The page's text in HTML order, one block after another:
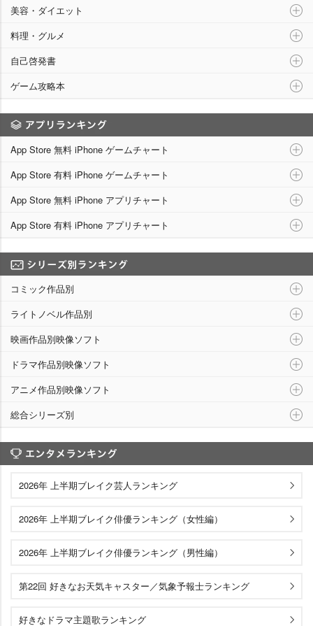
美容・ダイエット
料理・グルメ
自己啓発書
ゲーム攻略本
App Store 無料 iPhone ゲームチャート
App Store 有料 iPhone ゲームチャート
App Store 無料 iPhone アプリチャート
App Store 有料 iPhone アプリチャート
コミック作品別
ライトノベル作品別
映画作品別映像ソフト
ドラマ作品別映像ソフト
アニメ作品別映像ソフト
総合シリーズ別
2026年 上半期ブレイク芸人ランキング
2026年 上半期ブレイク俳優ランキング（女性編）
2026年 上半期ブレイク俳優ランキング（男性編）
第22回 好きなお天気キャスター／気象予報士ランキング
好きなドラマ主題歌ランキング